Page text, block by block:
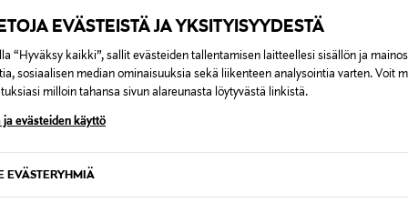
EVÄSTEISTÄ JA YKSITYISYYDESTÄ
“Hyväksy kaikki”, sallit evästeiden tallentamisen laitteellesi sisällön ja
sosiaalisen median ominaisuuksia sekä liikenteen analysointia varten. Voit
milloin tahansa sivun alareunasta löytyvästä linkistä.
ja evästeiden käyttö
EVÄSTERYHMIÄ
amika, hoitoaine, hiukset
tilaukseesi. Voit palauttaa tilaamasi tuotteen 30 vuorokauden
palauttaa avaamattomissa alkuperäispakkauksissaan ja